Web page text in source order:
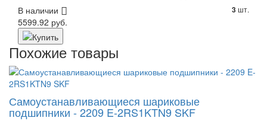
В наличии
3 шт.
5599.92 руб.
Похожие товары
Самоустанавливающиеся шариковые
подшипники - 2209 E-2RS1KTN9 SKF